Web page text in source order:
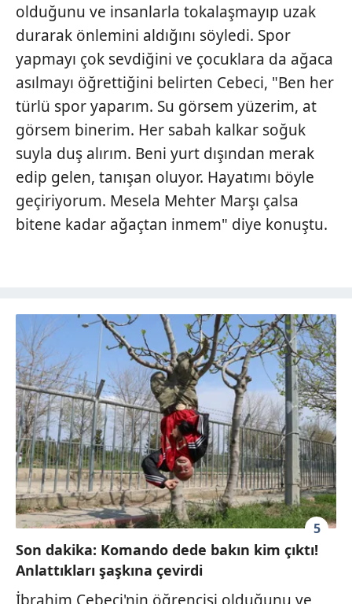
olduğunu ve insanlarla tokalaşmayıp uzak
durarak önlemini aldığını söyledi. Spor
yapmayı çok sevdiğini ve çocuklara da ağaca
asılmayı öğrettiğini belirten Cebeci, "Ben her
türlü spor yaparım. Su görsem yüzerim, at
görsem binerim. Her sabah kalkar soğuk
suyla duş alırım. Beni yurt dışından merak
edip gelen, tanışan oluyor. Hayatımı böyle
geçiriyorum. Mesela Mehter Marşı çalsa
bitene kadar ağaçtan inmem" diye konuştu.
5
Son dakika: Komando dede bakın kim çıktı!
Anlattıkları şaşkına çevirdi
İbrahim Cebeci'nin öğrencisi olduğunu ve